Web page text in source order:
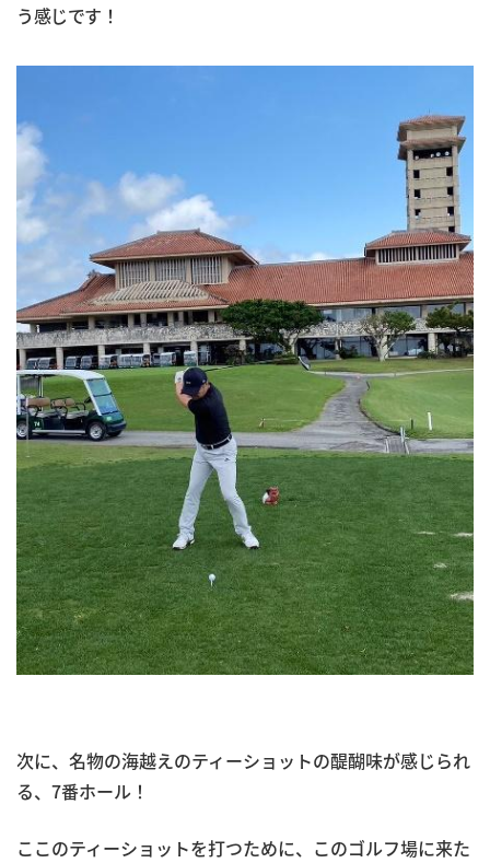
う感じです！
次に、名物の海越えのティーショットの醍醐味が感じられ
る、7番ホール！
ここのティーショットを打つために、このゴルフ場に来た